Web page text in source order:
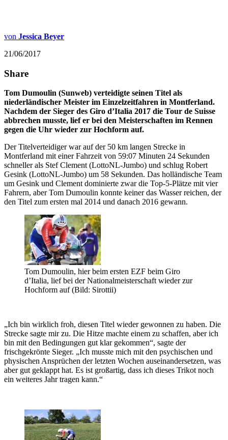
von Jessica Beyer
21/06/2017
Share
Tom Dumoulin (Sunweb) verteidigte seinen Titel als
niederländischer Meister im Einzelzeitfahren in Montferland.
Nachdem der Sieger des Giro d’Italia 2017 die Tour de Suisse
abbrechen musste, lief er bei den Meisterschaften im Rennen
gegen die Uhr wieder zur Hochform auf.
Der Titelverteidiger war auf der 50 km langen Strecke in
Montferland mit einer Fahrzeit von 59:07 Minuten 24 Sekunden
schneller als Stef Clement (LottoNL-Jumbo) und schlug Robert
Gesink (LottoNL-Jumbo) um 58 Sekunden. Das holländische Team
um Gesink und Clement dominierte zwar die Top-5-Plätze mit vier
Fahrern, aber Tom Dumoulin konnte keiner das Wasser reichen, der
den Titel zum ersten mal 2014 und danach 2016 gewann.
Tom Dumoulin, hier beim ersten EZF beim Giro
d’Italia, lief bei der Nationalmeisterschaft wieder zur
Hochform auf (Bild: Sirottii)
„Ich bin wirklich froh, diesen Titel wieder gewonnen zu haben. Die
Strecke sagte mir zu. Die Hitze machte einem zu schaffen, aber ich
bin mit den Bedingungen gut klar gekommen“, sagte der
frischgekrönte Sieger. „Ich musste mich mit den psychischen und
physischen Ansprüchen der letzten Wochen auseinandersetzen, was
aber gut geklappt hat. Es ist großartig, dass ich dieses Trikot noch
ein weiteres Jahr tragen kann.“